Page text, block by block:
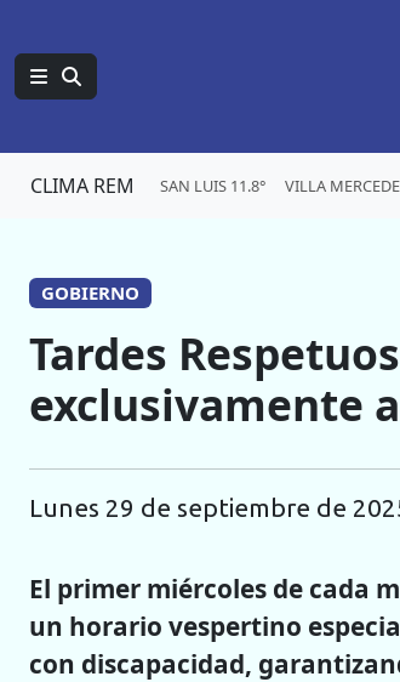
CLIMA REM SAN LUIS 11.8° VILLA
GOBIERNO
Tardes
exclusivamente
lunes 29 de septiembre de
El primer miércoles de cada
un horario vespertino
con discapacidad,